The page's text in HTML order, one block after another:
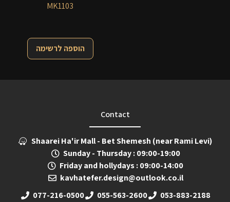
MK1103
הוספה לרשימה
Contact
Shaarei Ha'ir Mall - Bet Shemesh (near Rami Levi)
Sunday - Thursday : 09:00-19:00
Friday and hollydays : 09:00-14:00
kavhatefer.design@outlook.co.il
077-216-0500
055-563-2600 053-883-2188